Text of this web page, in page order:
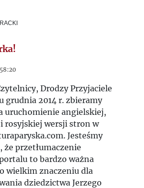
Drodzy Przyjaciele
grudnia 2014 r. zbieramy
uruchomienie angielskiej,
rosyjskiej wersji stron w
Jesteśmy
że przetłumaczenie
to bardzo ważna
wielkim znaczeniu dla
dziedzictwa Jerzego